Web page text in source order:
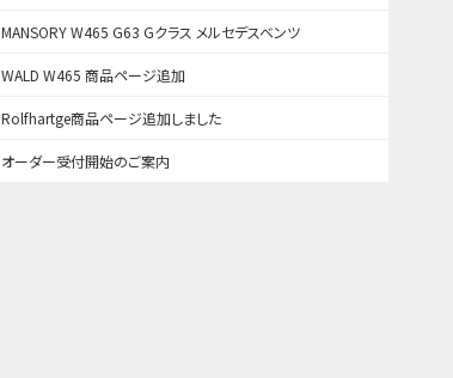
MANSORY W465 G63 Gクラス メルセデスベンツ
WALD W465 商品ページ追加
Rolfhartge商品ページ追加しました
オーダー受付開始のご案内